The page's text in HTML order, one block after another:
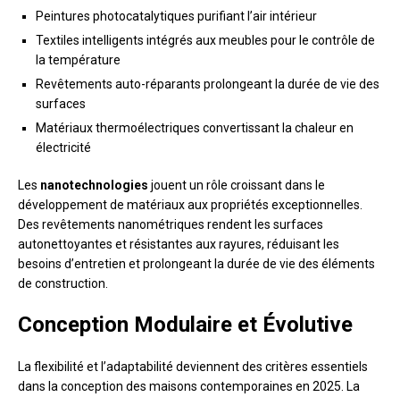
Peintures photocatalytiques purifiant l’air intérieur
Textiles intelligents intégrés aux meubles pour le contrôle de
la température
Revêtements auto-réparants prolongeant la durée de vie des
surfaces
Matériaux thermoélectriques convertissant la chaleur en
électricité
Les nanotechnologies jouent un rôle croissant dans le
développement de matériaux aux propriétés exceptionnelles.
Des revêtements nanométriques rendent les surfaces
autonettoyantes et résistantes aux rayures, réduisant les
besoins d’entretien et prolongeant la durée de vie des éléments
de construction.
Conception Modulaire et Évolutive
La flexibilité et l’adaptabilité deviennent des critères essentiels
dans la conception des maisons contemporaines en 2025. La